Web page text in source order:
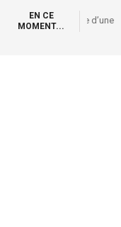
EN CE
MOMENT...
Affaires